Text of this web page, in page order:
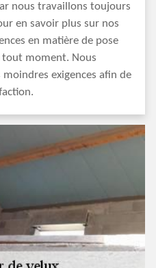
nous travaillons toujours
en savoir plus sur nos
en matière de pose
tout moment. Nous
moindres exigences afin de